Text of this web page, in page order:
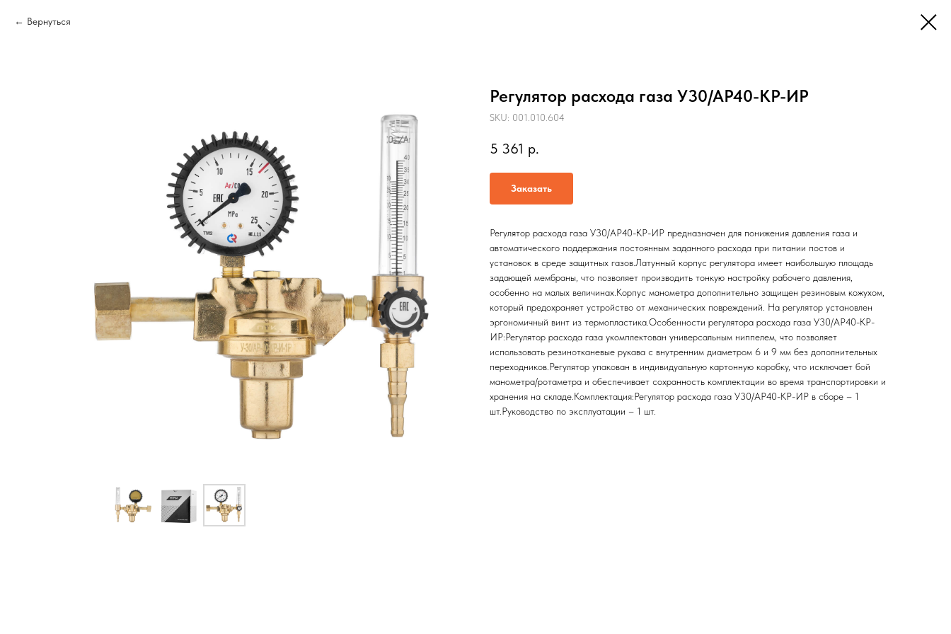
Вернуться
Регулятор расхода газа У30/АР40-КР-ИР
SKU: 001.010.604
5 361 р.
Заказать
Регулятор расхода газа У30/АР40-КР-ИР предназначен для понижения давления газа и
автоматического поддержания постоянным заданного расхода при питании постов и
установок в среде защитных газов.Латунный корпус регулятора имеет наибольшую площадь
задающей мембраны, что позволяет производить тонкую настройку рабочего давления,
особенно на малых величинах.Корпус манометра дополнительно защищен резиновым кожухом,
который предохраняет устройство от механических повреждений. На регулятор установлен
эргономичный винт из термопластика.Особенности регулятора расхода газа У30/АР40-КР-
ИР:Регулятор расхода газа укомплектован универсальным ниппелем, что позволяет
использовать резинотканевые рукава с внутренним диаметром 6 и 9 мм без дополнительных
переходников.Регулятор упакован в индивидуальную картонную коробку, что исключает бой
манометра/ротаметра и обеспечивает сохранность комплектации во время транспортировки и
хранения на складе.Комплектация:Регулятор расхода газа У30/АР40-КР-ИР в сборе – 1
шт.Руководство по эксплуатации – 1 шт.